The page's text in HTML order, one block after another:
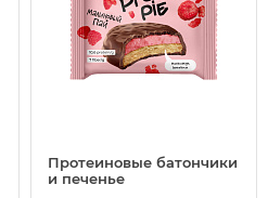
Протеиновые батончики
и печенье